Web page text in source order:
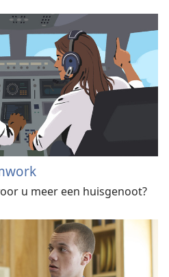
u meer een huisgenoot?